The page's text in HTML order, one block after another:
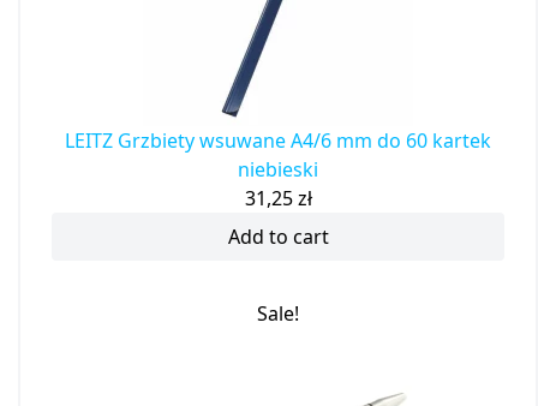
LEITZ Grzbiety wsuwane A4/6 mm do 60 kartek
niebieski
31,25zł
Add to cart
Sale!